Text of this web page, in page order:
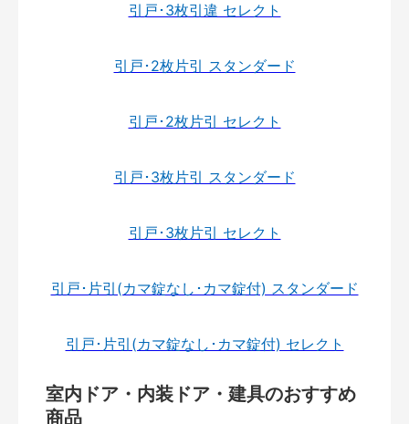
引戸･3枚引違 セレクト
引戸･2枚片引 スタンダード
引戸･2枚片引 セレクト
引戸･3枚片引 スタンダード
引戸･3枚片引 セレクト
引戸･片引(カマ錠なし･カマ錠付) スタンダード
引戸･片引(カマ錠なし･カマ錠付) セレクト
室内ドア・内装ドア・建具のおすすめ
商品